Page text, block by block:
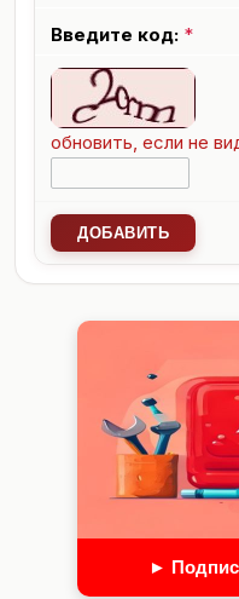
►
Введите код: *
обновить, если не
ДОБАВИТЬ